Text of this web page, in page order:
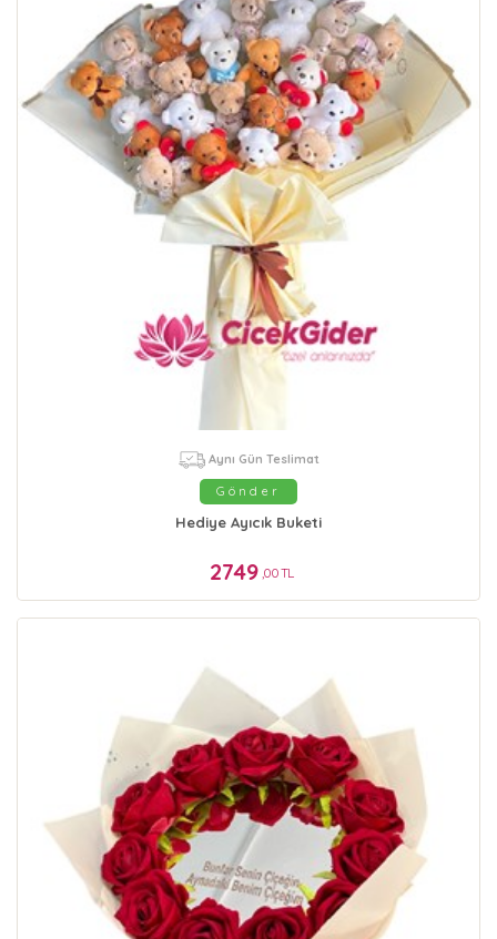
Aynı Gün Teslimat
Gönder
Hediye Ayıcık Buketi
2749 ,00 TL